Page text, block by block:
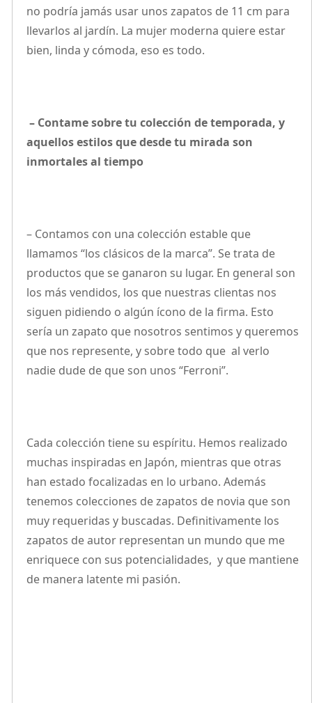
no podría jamás usar unos zapatos de 11 cm para
llevarlos al jardín. La mujer moderna quiere estar
bien, linda y cómoda, eso es todo.
– Contame sobre tu colección de temporada, y
aquellos estilos que desde tu mirada son
inmortales al tiempo
– Contamos con una colección estable que
llamamos “los clásicos de la marca”. Se trata de
productos que se ganaron su lugar. En general son
los más vendidos, los que nuestras clientas nos
siguen pidiendo o algún ícono de la firma. Esto
sería un zapato que nosotros sentimos y queremos
que nos represente, y sobre todo que al verlo
nadie dude de que son unos “Ferroni”.
Cada colección tiene su espíritu. Hemos realizado
muchas inspiradas en Japón, mientras que otras
han estado focalizadas en lo urbano. Además
tenemos colecciones de zapatos de novia que son
muy requeridas y buscadas. Definitivamente los
zapatos de autor representan un mundo que me
enriquece con sus potencialidades, y que mantiene
de manera latente mi pasión.